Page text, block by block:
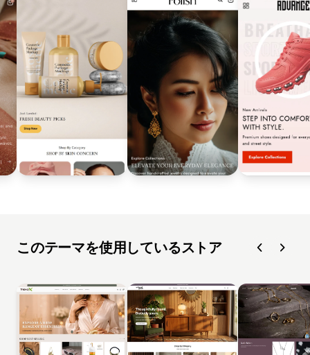
このテーマを使用しているストア